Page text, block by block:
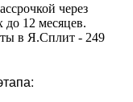
через
до 12 месяцев.
в Я.Сплит - 249